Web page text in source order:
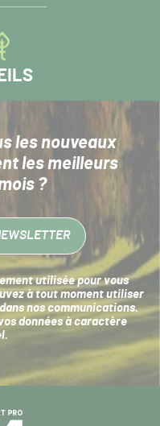
les nouveaux
les meilleurs
?
utilisée pour vous
à tout moment utiliser
nos communications.
données à caractère
.